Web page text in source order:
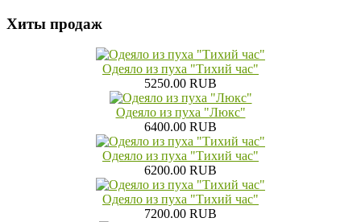
Хиты продаж
Одеяло из пуха "Тихий час"
5250.00 RUB
Одеяло из пуха "Люкс"
6400.00 RUB
Одеяло из пуха "Тихий час"
6200.00 RUB
Одеяло из пуха "Тихий час"
7200.00 RUB